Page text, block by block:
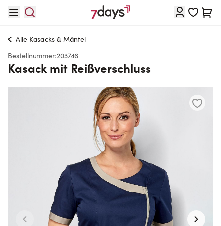
Alle Kasacks & Mäntel
Bestellnummer:203746
Kasack mit Reißverschluss